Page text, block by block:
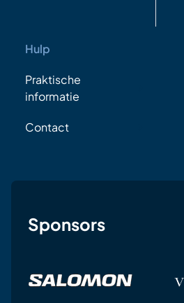
Hulp
Praktische
informatie
Contact
Sponsors